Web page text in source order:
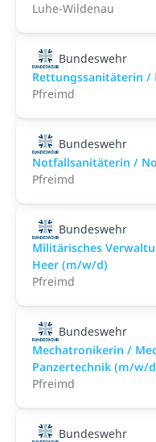
Luhe-Wildenau
Bundeswehr
Rettungssanitäterin
Pfreimd
Bundeswehr
Notfallsanitäterin /
Pfreimd
Bundeswehr
Militärisches
Heer (m/w/d)
Pfreimd
Bundeswehr
Mechatronikerin /
Panzertechnik (m/w/
Pfreimd
Bundeswehr